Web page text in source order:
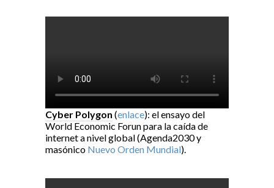
Cyber Polygon (enlace): el ensayo del
World Economic Forun para la caída de
internet a nivel global (Agenda2030 y
masónico Nuevo Orden Mundial).